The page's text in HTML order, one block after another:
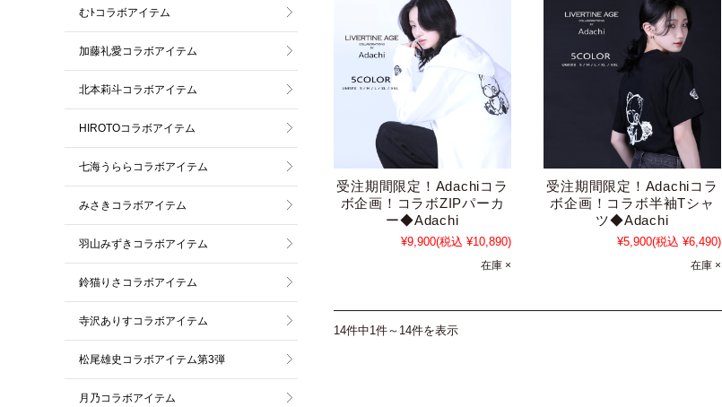
受注期間限定！Adachiコラ
ボ企画！コラボZIPパーカ
ー◆Adachi
¥9,900(税込 ¥10,890)
在庫 ×
受注期間限定！Adachiコラ
ボ企画！コラボ半袖Tシャ
ツ◆Adachi
¥5,900(税込 ¥6,490)
在庫 ×
14件中1件～14件を表示
むﾄコラボアイテム
加藤礼愛コラボアイテム
北本莉斗コラボアイテム
HIROTOコラボアイテム
七海うららコラボアイテム
みさきコラボアイテム
羽山みずきコラボアイテム
鈴猫りさコラボアイテム
寺沢ありすコラボアイテム
松尾雄史コラボアイテム第3弾
月乃コラボアイテム